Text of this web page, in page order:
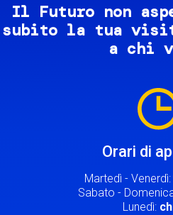
Il Futuro non
subito la tua
a chi
Orari di
Martedì - Venerdì:
Sabato -
Lunedì: